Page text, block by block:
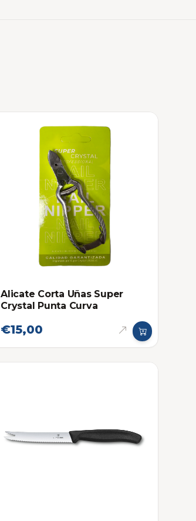
Alicate Corta Uñas Super
Crystal Punta Curva
€15,00